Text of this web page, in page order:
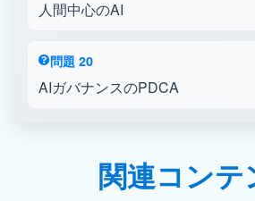
人間中心のAI
問題 20
AIガバナンスのPDCA
関連コンテ